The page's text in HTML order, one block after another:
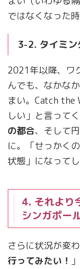
ではなくなった
3-2. タイミ
2021年以降、ワ
んでも、なかな
まい。Catch the
しい」と言って
の都合、そして
に。「せっかく
状態」になって
4. それより
シンガポー
さらに状況が変
行ってみたい！